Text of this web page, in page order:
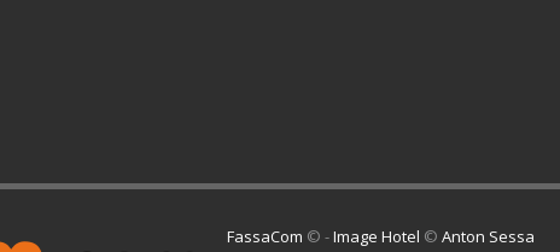
FassaCom © -Image Hotel © Anton Sessa